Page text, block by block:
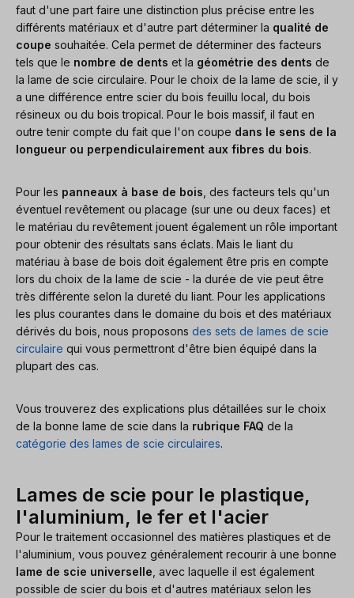
faut d'une part faire une distinction plus précise entre les
différents matériaux et d'autre part déterminer la qualité de
coupe souhaitée. Cela permet de déterminer des facteurs
tels que le nombre de dents et la géométrie des dents de
la lame de scie circulaire. Pour le choix de la lame de scie, il y
a une différence entre scier du bois feuillu local, du bois
résineux ou du bois tropical. Pour le bois massif, il faut en
outre tenir compte du fait que l'on coupe dans le sens de la
longueur ou perpendiculairement aux fibres du bois.
Pour les panneaux à base de bois , des facteurs tels qu'un
éventuel revêtement ou placage (sur une ou deux faces) et
le matériau du revêtement jouent également un rôle important
pour obtenir des résultats sans éclats. Mais le liant du
matériau à base de bois doit également être pris en compte
lors du choix de la lame de scie - la durée de vie peut être
très différente selon la dureté du liant. Pour les applications
les plus courantes dans le domaine du bois et des matériaux
dérivés du bois, nous proposons des sets de lames de scie
circulaire qui vous permettront d'être bien équipé dans la
plupart des cas.
Vous trouverez des explications plus détaillées sur le choix
de la bonne lame de scie dans la rubrique FAQ de la
catégorie des lames de scie circulaires.
Lames de scie pour le plastique,
l'aluminium, le fer et l'acier
Pour le traitement occasionnel des matières plastiques et de
l'aluminium, vous pouvez généralement recourir à une bonne
lame de scie universelle , avec laquelle il est également
possible de scier du bois et d'autres matériaux selon les